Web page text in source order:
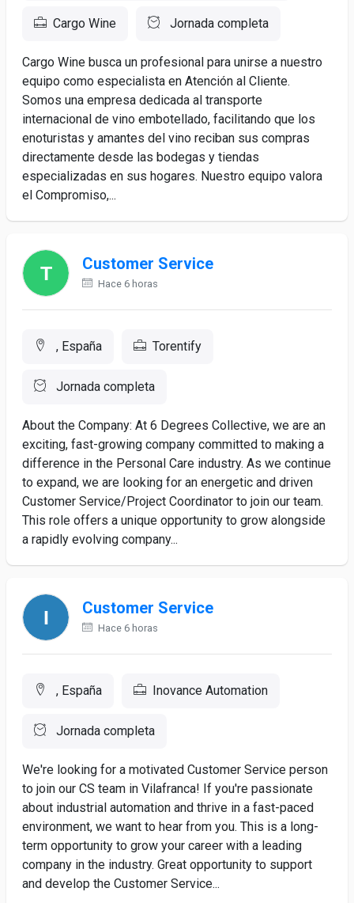
Cargo Wine Jornada completa
Cargo Wine busca un profesional para unirse a nuestro
equipo como especialista en Atención al Cliente.
Somos una empresa dedicada al transporte
internacional de vino embotellado, facilitando que los
enoturistas y amantes del vino reciban sus compras
directamente desde las bodegas y tiendas
especializadas en sus hogares. Nuestro equipo valora
el Compromiso,...
Customer Service
Hace 6 horas
, España Torentify
Jornada completa
About the Company: At 6 Degrees Collective, we are an
exciting, fast-growing company committed to making a
difference in the Personal Care industry. As we continue
to expand, we are looking for an energetic and driven
Customer Service/Project Coordinator to join our team.
This role offers a unique opportunity to grow alongside
a rapidly evolving company...
Customer Service
Hace 6 horas
, España Inovance Automation
Jornada completa
We're looking for a motivated Customer Service person
to join our CS team in Vilafranca! If you're passionate
about industrial automation and thrive in a fast-paced
environment, we want to hear from you. This is a long-
term opportunity to grow your career with a leading
company in the industry. Great opportunity to support
and develop the Customer Service...